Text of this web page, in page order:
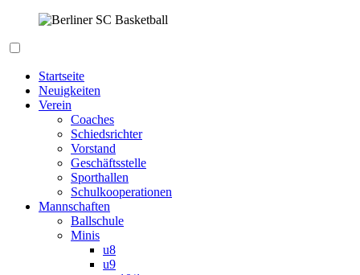
springen
Startseite
Neuigkeiten
Verein
Coaches
Schiedsrichter
Vorstand
Geschäftsstelle
Sporthallen
Schulkooperationen
Mannschaften
Ballschule
Minis
u8
u9